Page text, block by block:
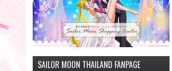
SAILOR MOON THAILAND FANPAGE